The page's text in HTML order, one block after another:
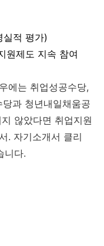
적 평가)
원제도 지속 참여
에는 취업성공수당,
과 청년내일채움공
않았다면 취업지원
. 자기소개서 클리
니다.